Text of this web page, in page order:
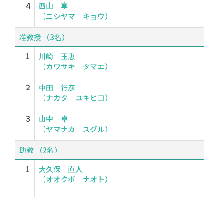
4
西山 享
（ニシヤマ キョウ）
准教授 （3名）
1
川崎 玉恵
（カワサキ タマエ）
2
中田 行彦
（ナカタ ユキヒコ）
3
山中 卓
（ヤマナカ スグル）
助教 （2名）
1
大久保 直人
（オオクボ ナオト）